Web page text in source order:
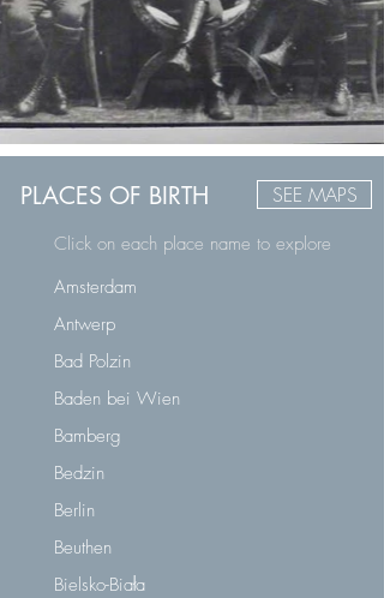
PLACES OF BIRTH SEE MAPS
Click on each place name to explore
Amsterdam
Antwerp
Bad Polzin
Baden bei Wien
Bamberg
Bedzin
Berlin
Beuthen
Bielsko-Biała